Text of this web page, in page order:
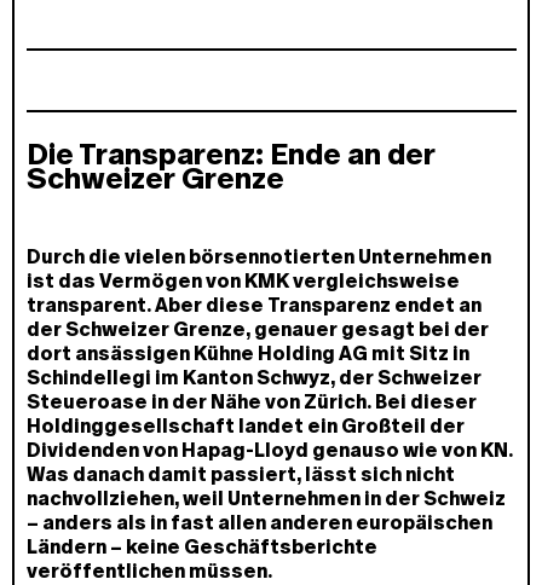
Die Transparenz: Ende an der
Schweizer Grenze
Durch die vielen börsennotierten Unternehmen
ist das Vermögen von KMK vergleichsweise
transparent. Aber diese Transparenz endet an
der Schweizer Grenze, genauer gesagt bei der
dort ansässigen Kühne Holding AG mit Sitz in
Schindellegi im Kanton Schwyz, der Schweizer
Steueroase in der Nähe von Zürich. Bei dieser
Holdinggesellschaft landet ein Großteil der
Dividenden von Hapag-Lloyd genauso wie von KN.
Was danach damit passiert, lässt sich nicht
nachvollziehen, weil Unternehmen in der Schweiz
– anders als in fast allen anderen europäischen
Ländern – keine Geschäftsberichte
veröffentlichen müssen.